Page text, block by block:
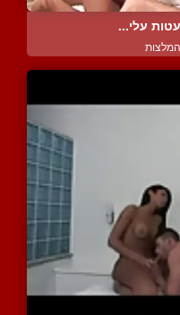
עלי...